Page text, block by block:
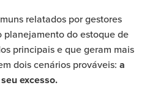
relatados por gestores
planejamento do estoque de
principais e que geram mais
dois cenários prováveis: a
excesso.